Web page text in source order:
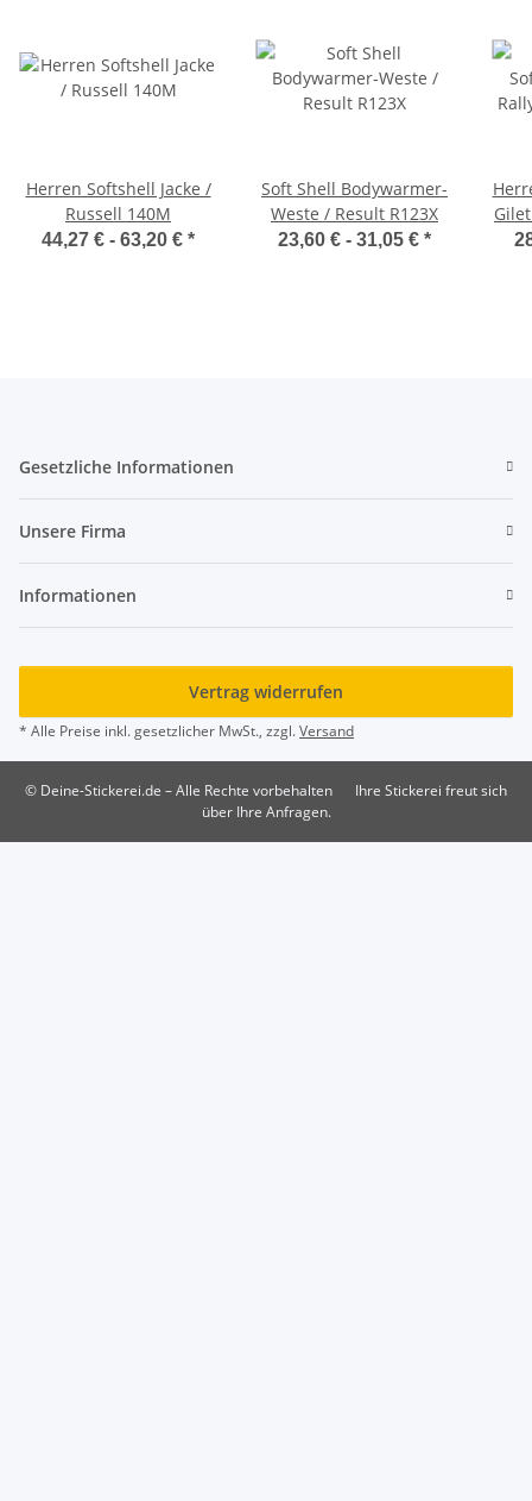
Herren Softshell Jacke /
Russell 140M
44,27 € - 63,20 € *
Soft Shell Bodywarmer-
Weste / Result R123X
23,60 € - 31,05 € *
Gesetzliche Informationen
Unsere Firma
Informationen
Vertrag widerrufen
* Alle Preise inkl. gesetzlicher MwSt., zzgl.Versand
© Deine-Stickerei.de – Alle Rechte vorbehalten
Ihre Stickerei freut sich
über Ihre Anfragen.